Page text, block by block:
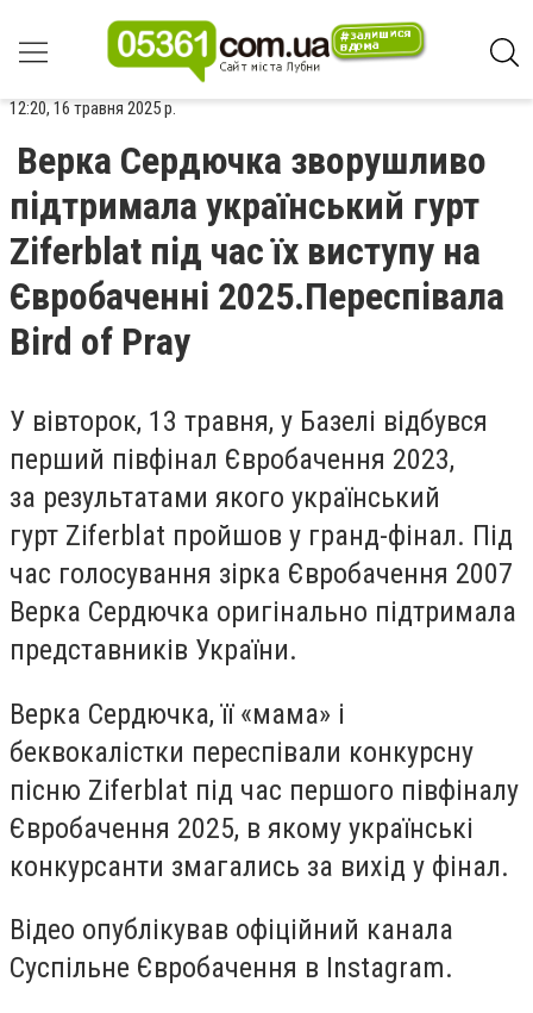
12:20, 16 травня 2025 р.
Верка Сердючка зворушливо
підтримала український гурт
Ziferblat під час їх виступу на
Євробаченні 2025.Переспівала
Bird of Pray
У вівторок, 13 травня, у Базелі відбувся
перший півфінал Євробачення 2023,
за результатами якого український
гурт Ziferblat пройшов у гранд-фінал. Під
час голосування зірка Євробачення 2007
Верка Сердючка оригінально підтримала
представників України.
Верка Сердючка, її «мама» і
беквокалістки переспівали конкурсну
пісню Ziferblat під час першого півфіналу
Євробачення 2025, в якому українські
конкурсанти змагались за вихід у фінал.
Відео опублікував офіційний канала
Суспільне Євробачення в Instagram.